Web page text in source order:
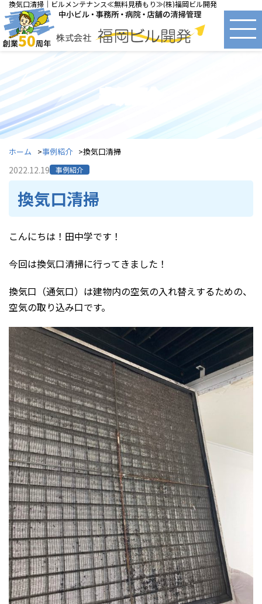
換気口清掃｜ビルメンテナンス≪無料見積もり≫(株)福岡ビル開発
事例紹介
ホーム 事例紹介 換気口清掃
2022.12.19 事例紹介
換気口清掃
こんにちは！田中学です！
今回は換気口清掃に行ってきました！
換気口（通気口）は建物内の空気の入れ替えするための、
空気の取り込み口です。